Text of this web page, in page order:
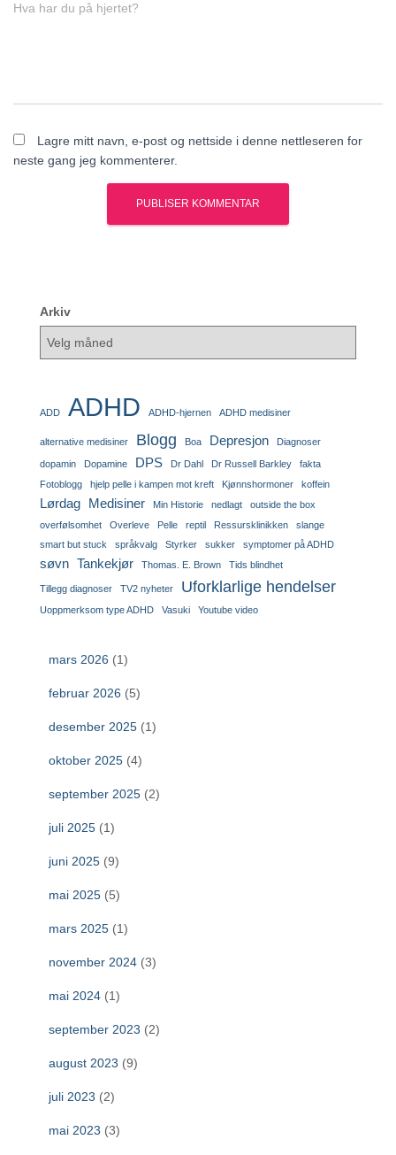
Hva har du på hjertet?
Lagre mitt navn, e-post og nettside i denne nettleseren for
neste gang jeg kommenterer.
Arkiv
ADD ADHD ADHD-hjernen ADHD medisiner
alternative medisiner Blogg Boa Depresjon Diagnoser
dopamin Dopamine DPS Dr Dahl Dr Russell Barkley
fakta
Fotoblogg
hjelp pelle i kampen mot kreft Kjønnshormoner koffein
Lørdag Medisiner Min Historie nedlagt
outside the box
overfølsomhet
Overleve Pelle reptil Ressursklinikken
slange
smart but stuck
språkvalg Styrker sukker symptomer på ADHD
søvn Tankekjør Thomas. E. Brown Tids blindhet
Tillegg diagnoser TV2 nyheter Uforklarlige hendelser
Uoppmerksom type ADHD Vasuki Youtube video
mars 2026 (1)
februar 2026 (5)
desember 2025 (1)
oktober 2025 (4)
september 2025 (2)
juli 2025 (1)
juni 2025 (9)
mai 2025 (5)
mars 2025 (1)
november 2024 (3)
mai 2024 (1)
september 2023 (2)
august 2023 (9)
juli 2023 (2)
mai 2023 (3)